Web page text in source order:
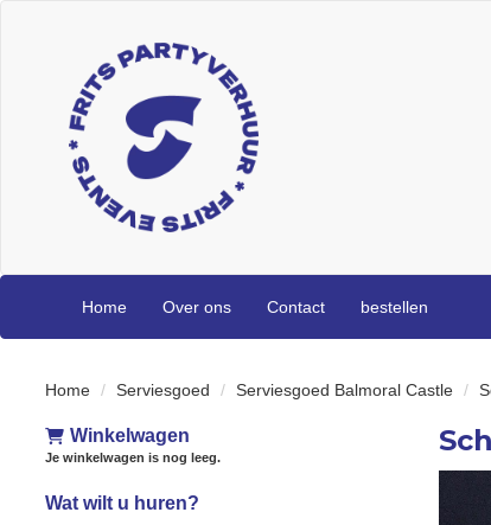
Home Over ons Contact bestellen
Home Serviesgoed Serviesgoed Balmoral Castle
Winkelwagen
Je winkelwagen is nog leeg.
Wat wilt u huren?